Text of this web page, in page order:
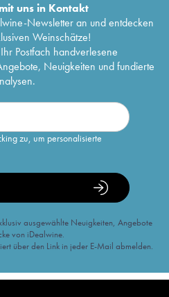
uns in Kontakt
Newsletter an und entdecken
Weinschätze!
Postfach handverlesene
Neuigkeiten und fundierte
zu, um personalisierte
ausgewählte Neuigkeiten, Angebote
von iDealwine.
über den Link in jeder E-Mail abmelden.